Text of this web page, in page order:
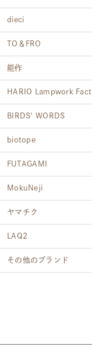
dieci
TO＆FRO
能作
HARIO Lampwork
BIRDS' WORDS
biotope
FUTAGAMI
MokuNeji
ヤマチク
LAQ2
その他のブランド